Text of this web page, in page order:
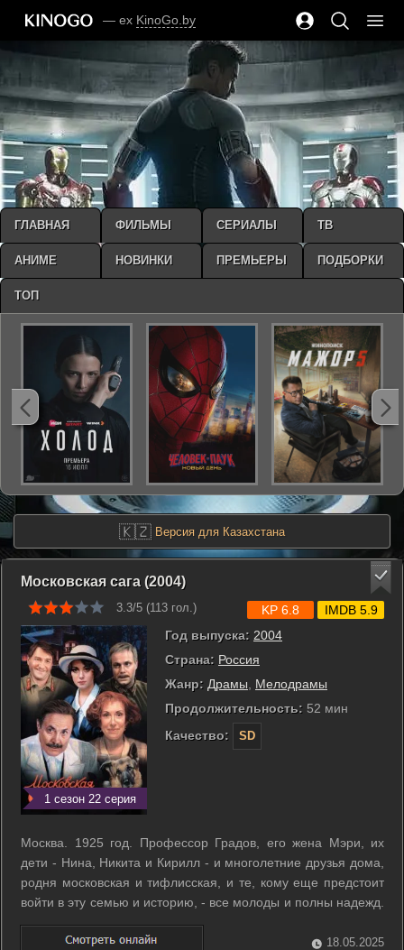
— ex KinoGo.by
🇰🇿 Версия для Казахстана
Московская сага (2004)
3.3/5 (113 гол.)
1 сезон 22 серия
Год выпуска: 2004
Страна: Россия
Жанр: Драмы
Мелодрамы
Продолжительность: 52 мин
Качество:
SD
KP 6.8 IMDB 5.9
Москва. 1925 год. Профессор Градов, его жена Мэри, их
дети - Нина, Никита и Кирилл - и многолетние друзья дома,
родня московская и тифлисская, и те, кому еще предстоит
войти в эту семью и историю, - все молоды и полны надежд.
Многим надеждам предстоит сбыться, но история страны в
30-50-е не оставила шансов на безоблачную жизнь ни для
18.05.2025
ГЛАВНАЯ ФИЛЬМЫ СЕРИАЛЫ ТВ
АНИМЕ НОВИНКИ ПРЕМЬЕРЫ ПОДБОРКИ
ТОП